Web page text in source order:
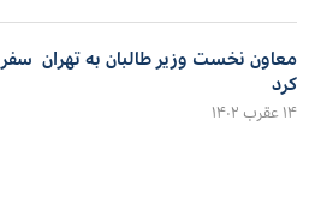
معاون نخست وزیر طالبان به تهران سفر
کرد
۱۴ عقرب ۱۴۰۲